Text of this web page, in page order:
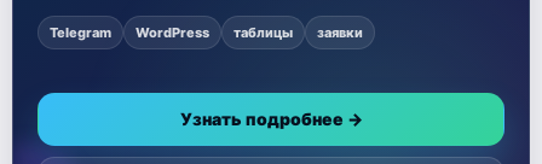
Telegram WordPress таблицы заявки
Узнать подробнее →